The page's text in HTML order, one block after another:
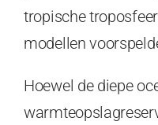
tropische
modellen
Hoewel de diepe